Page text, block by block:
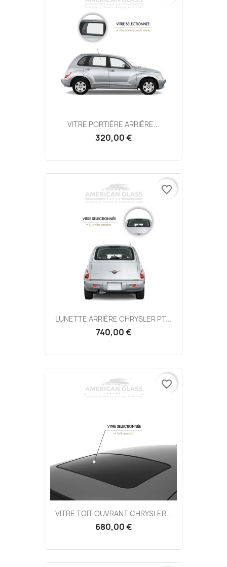
VITRE PORTIÈRE ARRIÈRE...
320,00 €
LUNETTE ARRIÈRE CHRYSLER PT...
740,00 €
favorite_border
VITRE TOIT OUVRANT CHRYSLER...
680,00 €
favorite_border